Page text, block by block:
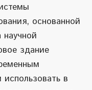
основанной
здание
в